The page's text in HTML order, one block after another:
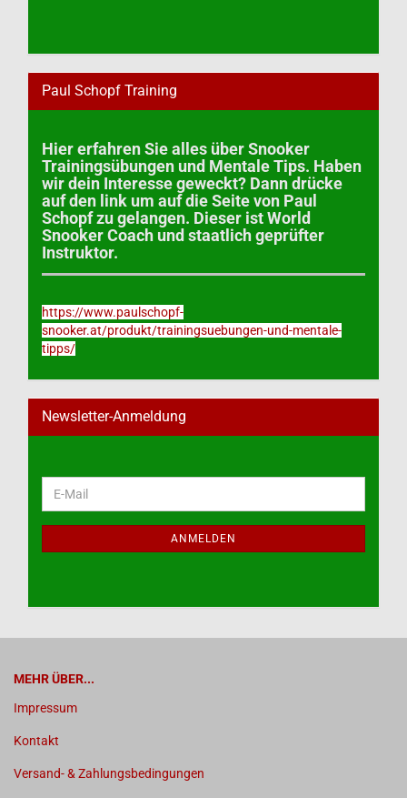
Paul Schopf Training
Hier erfahren Sie alles über Snooker
Trainingsübungen und Mentale Tips. Haben
wir dein Interesse geweckt? Dann drücke
auf den link um auf die Seite von Paul
Schopf zu gelangen. Dieser ist World
Snooker Coach und staatlich geprüfter
Instruktor.
https://www.paulschopf-
snooker.at/produkt/trainingsuebungen-und-mentale-
tipps/
Newsletter-Anmeldung
ZUR
E-
Mail
ANMELDEN
MEHR ÜBER...
Impressum
Kontakt
Versand- & Zahlungsbedingungen